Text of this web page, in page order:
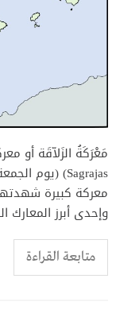
معركة كبيرة
وإحدى أبرز المعارك
متابعة القراءة